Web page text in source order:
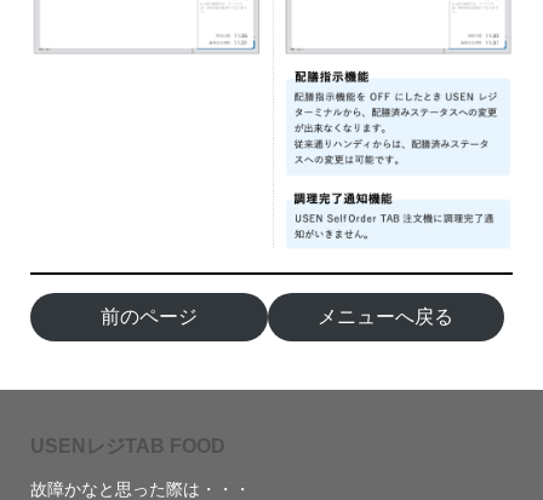
前のページ メニューへ戻る
USENレジTAB FOOD
故障かなと思った際は・・・